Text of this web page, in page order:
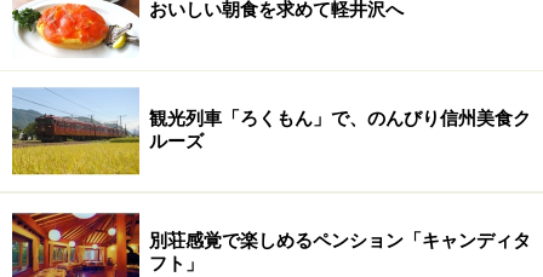
おいしい朝食を求めて軽井沢へ
観光列車「ろくもん」で、のんびり信州美食ク
ルーズ
別荘感覚で楽しめるペンション「キャンディタ
フト」